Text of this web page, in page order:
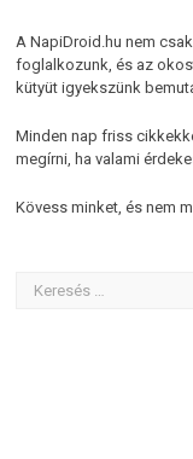
A NapiDroid.hu nem
foglalkozunk, és az
kütyüt igyekszünk
Minden nap friss
megírni, ha valami
Kövess minket, és nem